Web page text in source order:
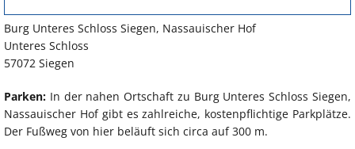
Burg Unteres Schloss Siegen, Nassauischer Hof
Unteres Schloss
57072 Siegen
Parken: In der nahen Ortschaft zu Burg Unteres Schloss Siegen,
Nassauischer Hof gibt es zahlreiche, kostenpflichtige Parkplätze.
Der Fußweg von hier beläuft sich circa auf 300 m.